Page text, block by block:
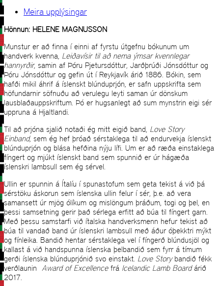
Meira upplýsingar
Hönnun: HELENE MAGNUSSON
Munstur er að finna í einni af fyrstu útgefnu bókunum um
handverk kvenna, Leiðavísir til að nema ýmsar kvennlegar
hannyrðir, samin af Þóru Pjetursdóttur, Jarðþrúði Jónsdóttur og
Þóru Jónsdóttur og gefin út í Reykjavík árið 1886. Bókin, sem
hafði mikil áhrif á íslenskt blúnduprjón, er safn uppskrifta sem
höfundarnir söfnuðu að verulegu leyti saman úr dönskum
lausblaðauppskriftum. Þó er hugsanlegt að sum mynstrin eigi sér
uppruna á Hjaltlandi.
Til að prjóna sjalið notaði ég mitt eigið band, Love Story
Einband, sem ég hef þróað sérstaklega til að endurvekja íslenskt
blúnduprjón og blása hefðina nýju lífi. Um er að ræða einstaklega
fíngert og mjúkt íslenskt band sem spunnið er úr hágæða
íslenskri lambsull sem ég sérvel.
Ullin er spunnin á Ítalíu í spunastofum sem geta tekist á við þá
sérstöku áskorun sem íslenska ullin felur í sér, þ.e. að vera
samansett úr mjög ólíkum og mislöngum þráðum, togi og þel, en
þessi samsetning gerir það sérlega erfitt að búa til fíngert garn.
Með þessu samstarfi við ítalska handverksmenn hefur tekist að
búa til vandað band úr íslenskri lambsull með áður óþekktri mýkt
og fínleika. Bandið hentar sérstaklega vel í fíngerð blúndusjöl og
kallast á við handspunna íslenska þelbandið sem fyrr á tímum
gerði íslenska blúnduprjónið svo einstakt. Love Storybandið fékk
verðlaunin Award of Excellencefrá Icelandic Lamb Boardárið
2017.